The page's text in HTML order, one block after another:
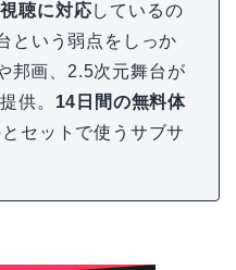
聴に対応しているの
という弱点をしっか
邦画、2.5次元舞台が
供。 14日間の無料体
セットで使うサブサ